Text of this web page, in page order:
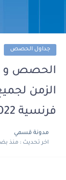
جداول الحصص
الحصص و
الزمن
فرنسية 2022 2023
مدونة قسمي
اخر تحديث :منذ